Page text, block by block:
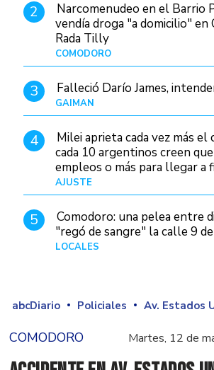
2
Narcomenudeo en el Barrio
vendía droga "a domicilio" en
Rada Tilly
COMODORO
3 Falleció Darío James,
GAIMAN
4
Milei aprieta cada vez más el
cada 10 argentinos creen
empleos o más para llegar a
AJUSTE
5
Comodoro: una pelea entre
"regó de sangre" la calle 9
LOCALES
abcDiario Policiales Av. Estados
COMODORO Martes, 12 de